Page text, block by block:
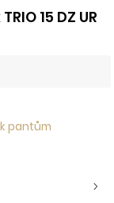
15 DZ UR
pantům